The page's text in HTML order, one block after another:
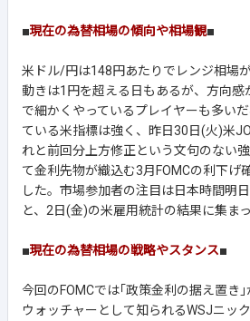
■現在の為替相場の傾向や相場観■
米ドル/円は148円あたりでレンジ相場
動きは1円を超える日もあるが、方向感
で細かくやっているプレイヤーも多い
ている米指標は強く、昨日30日(火)米
れと前回分上方修正という文句のない
て金利先物が織込む3月FOMCの利下げ
した。市場参加者の注目は日本時間明
と、2日(金)の米雇用統計の結果に集まっ
■現在の為替相場の戦略やスタンス■
今回のFOMCでは｢政策金利の据え置き
ウォッチャーとして知られるWSJニッ